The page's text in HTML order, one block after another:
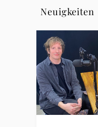
Deutsche
Grammophon
Neuigkeiten